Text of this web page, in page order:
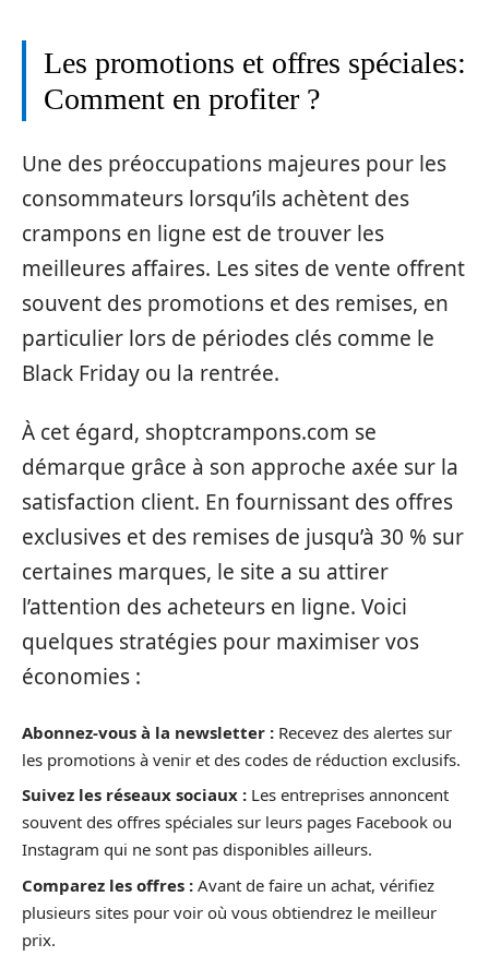
Les promotions et offres spéciales:
Comment en profiter ?
Une des préoccupations majeures pour les
consommateurs lorsqu’ils achètent des
crampons en ligne est de trouver les
meilleures affaires. Les sites de vente offrent
souvent des promotions et des remises, en
particulier lors de périodes clés comme le
Black Friday ou la rentrée.
À cet égard, shoptcrampons.com se
démarque grâce à son approche axée sur la
satisfaction client. En fournissant des offres
exclusives et des remises de jusqu’à 30 % sur
certaines marques, le site a su attirer
l’attention des acheteurs en ligne. Voici
quelques stratégies pour maximiser vos
économies :
Abonnez-vous à la newsletter : Recevez des alertes sur
les promotions à venir et des codes de réduction exclusifs.
Suivez les réseaux sociaux : Les entreprises annoncent
souvent des offres spéciales sur leurs pages Facebook ou
Instagram qui ne sont pas disponibles ailleurs.
Comparez les offres : Avant de faire un achat, vérifiez
plusieurs sites pour voir où vous obtiendrez le meilleur
prix.